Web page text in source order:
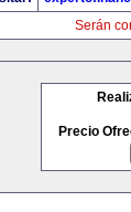
Serán
Precio